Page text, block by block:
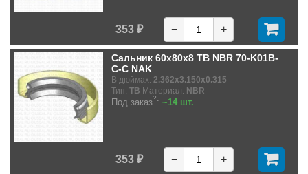
353 ₽ − +
Сальник 60x80x8 TB NBR 70-K01B-
C-C NAK
В дюймах: 2.362x3.150x0.315
Тип: TB Материал: NBR
Под заказ?: ~14 шт.
353 ₽ − +